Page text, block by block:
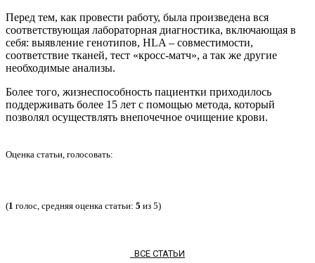
Перед тем, как провести работу, была произведена вся
соответствующая лабораторная диагностика, включающая в
себя: выявление генотипов, HLA – совместимости,
соответствие тканей, тест «кросс-матч», а так же другие
необходимые анализы.
Более того, жизнеспособность пациентки приходилось
поддерживать более 15 лет с помощью метода, который
позволял осуществлять внепочечное очищение крови.
Оценка статьи, голосовать:
(1 голос, средняя оценка статьи: 5 из 5)
ВСЕ СТАТЬИ